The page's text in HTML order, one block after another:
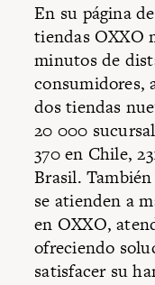
En su página
tiendas OXXO
minutos de
consumidores,
dos tiendas
20 000
370 en Chile,
Brasil.
se atienden a
en OXXO,
ofreciendo
satisfacer su